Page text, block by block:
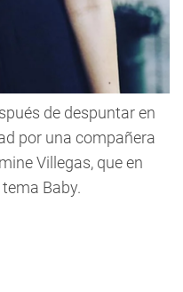
de despuntar en
por una compañera
Villegas, que en
Baby.